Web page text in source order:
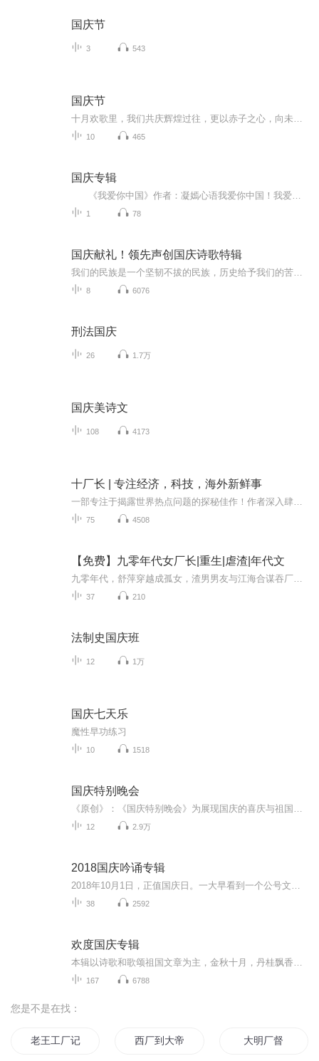
国庆节
3 543
国庆节
10 465
国庆专辑
1 78
国庆献礼！领先声创国庆诗歌特辑
8 6076
刑法国庆
26 1.7万
国庆美诗文
108 4173
十厂长 | 专注经济，科技，海外新鲜事
75 4508
【免费】九零年代女厂长|重生|虐渣|年代文
37 210
法制史国庆班
12 1万
国庆七天乐
魔性早功练习
10 1518
国庆特别晚会
12 2.9万
2018国庆吟诵专辑
38 2592
欢度国庆专辑
167 6788
您是不是在找：
老王工厂记 西厂到大帝 大明厂督